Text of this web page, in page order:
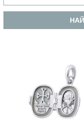
СКЛАДЕНЬ